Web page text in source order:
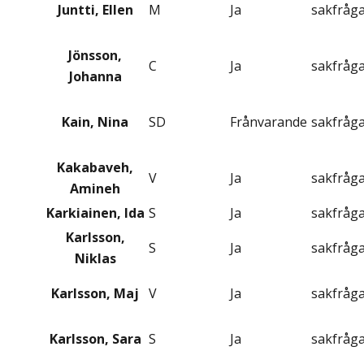
Juntti, Ellen M Ja
Jönsson,
Johanna
C Ja
Kain, Nina SD Frånvarande
Kakabaveh,
Amineh
V Ja
Karkiainen, Ida S Ja
Karlsson,
Niklas
S Ja
Karlsson, Maj V Ja
Karlsson, Sara S Ja